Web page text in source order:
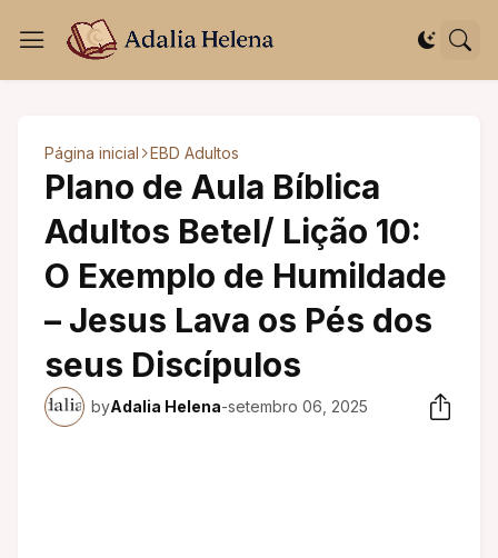
Página inicial EBD Adultos
Plano de Aula Bíblica
Adultos Betel/ Lição 10:
O Exemplo de Humildade
– Jesus Lava os Pés dos
seus Discípulos
byAdalia Helena-setembro 06, 2025